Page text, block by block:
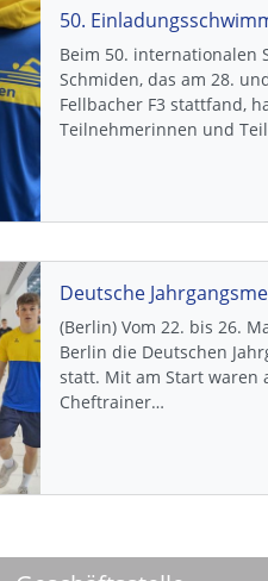
50.
Beim 50. internationalen
Schmiden, das am 28.
Fellbacher F3 stattfand,
Teilnehmerinnen und
Deutsche
(Berlin) Vom 22. bis 26.
Berlin die Deutschen
statt. Mit am Start waren
Cheftrainer…